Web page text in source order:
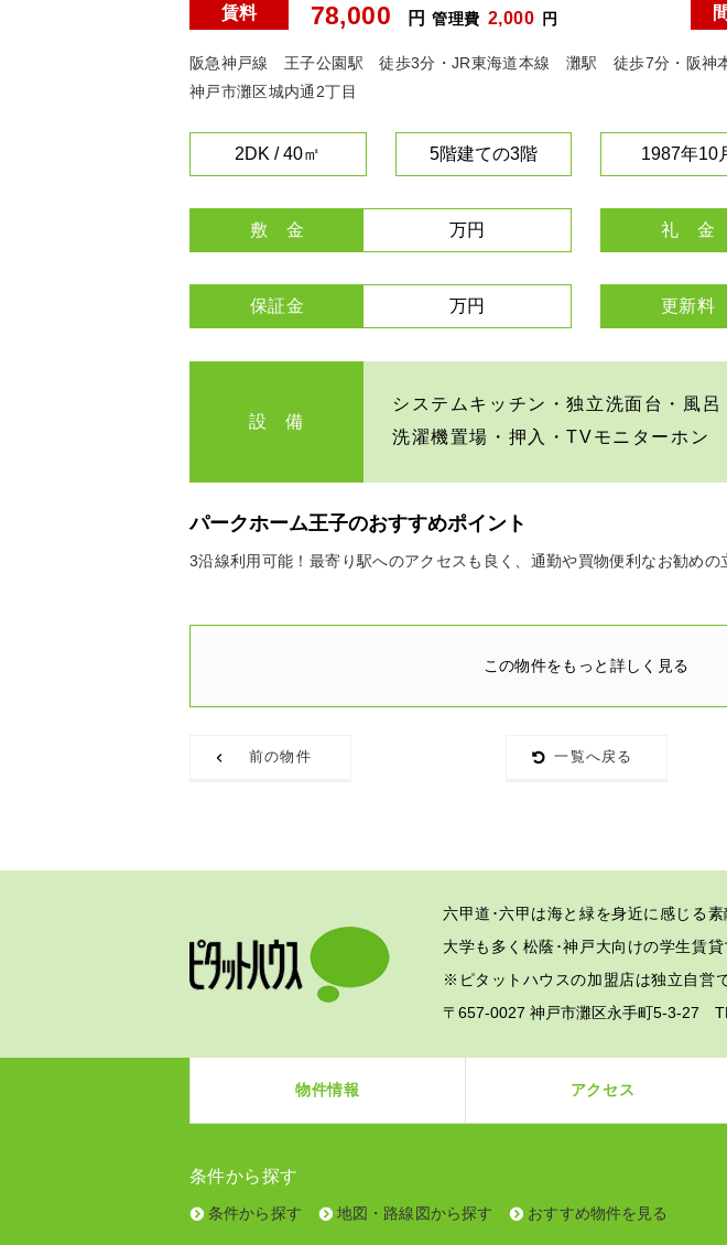
賃料 78,000 円 管理費 2,000 円
阪急神戸線 王子公園駅 徒歩3分・JR東海道本線 灘駅 徒歩7分・阪
神戸市灘区城内通2丁目
2DK / 40㎡ 5階建ての3階 1987年10
敷 金 万円 礼 金
保証金 万円 更新料
設 備
システムキッチン・独立洗面台・風
洗濯機置場・押入・TVモニターホン
パークホーム王子のおすすめポイント
3沿線利用可能！最寄り駅へのアクセスも良く、通勤や買物便利なお勧め
この物件をもっと詳しく見る
前の物件 一覧へ戻る
六甲道･六甲は海と緑を身近に感じる
大学も多く松蔭･神戸大向けの学生賃
※ピタットハウスの加盟店は独立自営
〒657-0027 神戸市灘区永手町5-3-27
物件情報 アクセス
条件から探す
条件から探す 地図・路線図から探す おすすめ物件を見る